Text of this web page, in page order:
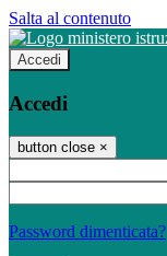
Salta al contenuto
Accedi
Accedi
button close ×
Password dimenticata?